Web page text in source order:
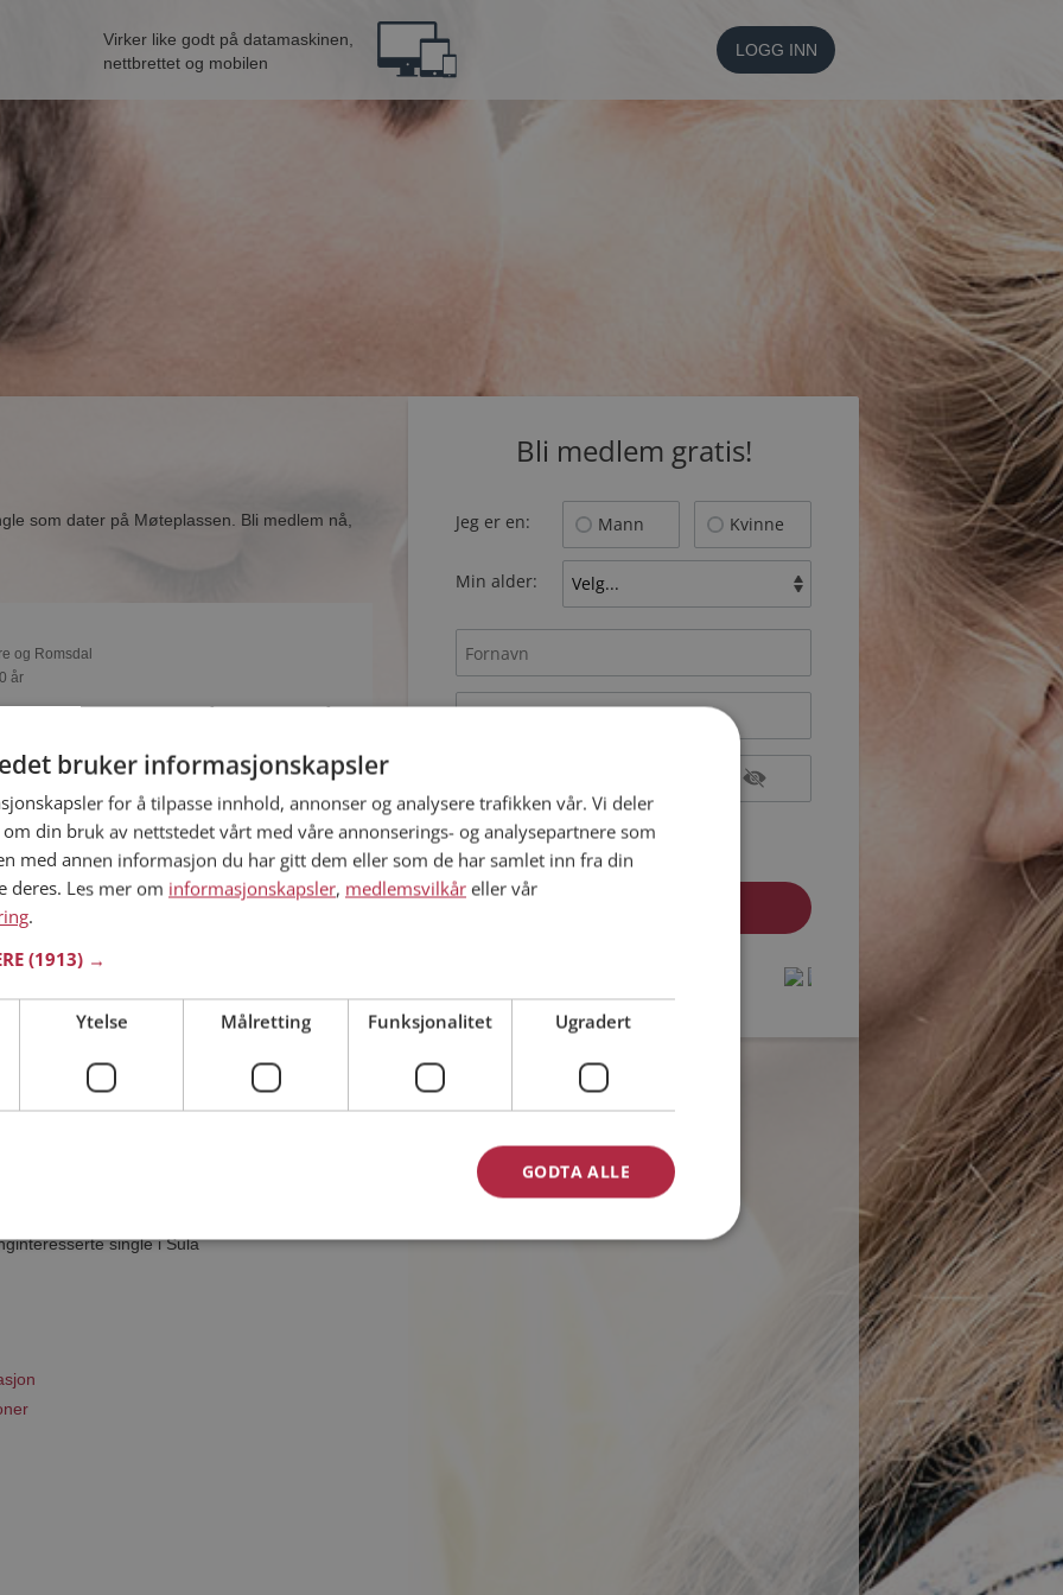
Virker like godt på datamaskinen,
nettbrettet og mobilen
LOGG INN
som dater på Møteplassen. Bli medlem nå,
og Romsdal
år
Det gjør kanskje Lena også. Bli medlem nå for
og Romsdal
år
hvis du er medlem på Møteplassen.
til riktig sted. På Møteplassen kan du bli
single i Sula
Bli medlem gratis!
Jeg er en: Mann Kvinne
Min alder:
Jeg akseptererMedlemsvilkårene
Jeg akseptererPersonvernreglene
reCAPTCHA
Terms
reCAPTCHA
Terms
bruker informasjonskapsler
for å tilpasse innhold, annonser og analysere trafikken vår. Vi deler
din bruk av nettstedet vårt med våre annonserings- og analysepartnere som
med annen informasjon du har gitt dem eller som de har samlet inn fra din
deres. Les mer om informasjonskapsler, medlemsvilkår eller vår
.
(1913) →
Ytelse Målretting Funksjonalitet Ugradert
GODTA ALLE